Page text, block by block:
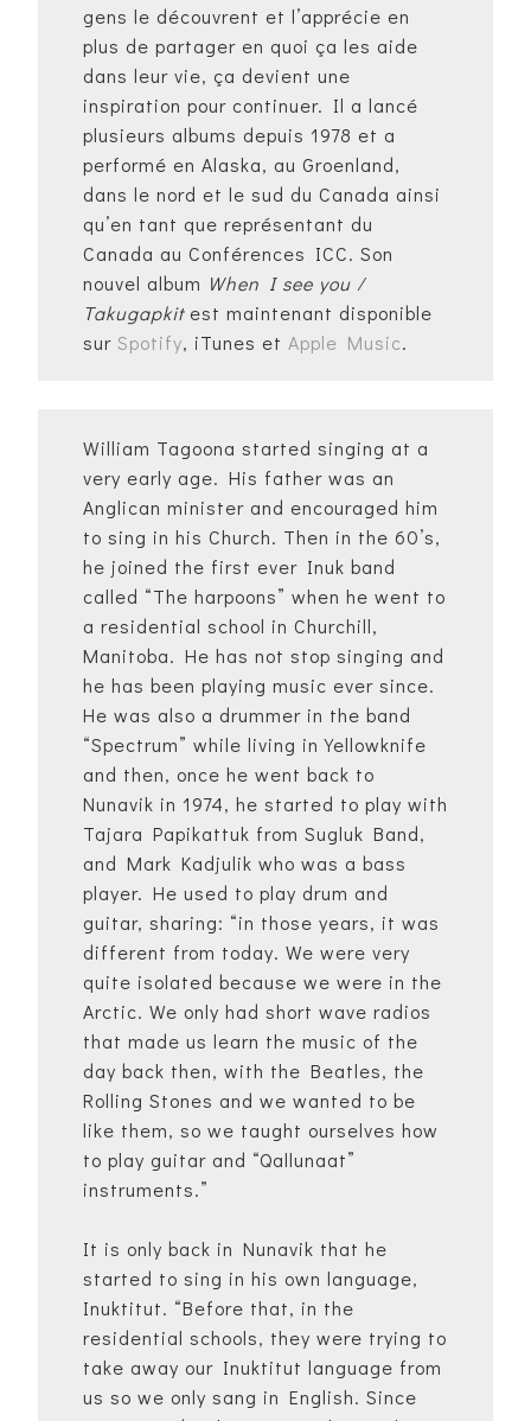
gens le découvrent et l’apprécie en
plus de partager en quoi ça les aide
dans leur vie, ça devient une
inspiration pour continuer. Il a lancé
plusieurs albums depuis 1978 et a
performé en Alaska, au Groenland,
dans le nord et le sud du Canada ainsi
qu’en tant que représentant du
Canada au Conférences ICC. Son
nouvel album When I see you /
Takugapkitest maintenant disponible
sur Spotify, iTunes et Apple Music.
William Tagoona started singing at a
very early age. His father was an
Anglican minister and encouraged him
to sing in his Church. Then in the 60’s,
he joined the first ever Inuk band
called “The harpoons” when he went to
a residential school in Churchill,
Manitoba. He has not stop singing and
he has been playing music ever since.
He was also a drummer in the band
“Spectrum” while living in Yellowknife
and then, once he went back to
Nunavik in 1974, he started to play with
Tajara Papikattuk from Sugluk Band,
and Mark Kadjulik who was a bass
player. He used to play drum and
guitar, sharing: “in those years, it was
different from today. We were very
quite isolated because we were in the
Arctic. We only had short wave radios
that made us learn the music of the
day back then, with the Beatles, the
Rolling Stones and we wanted to be
like them, so we taught ourselves how
to play guitar and “Qallunaat”
instruments.”
It is only back in Nunavik that he
started to sing in his own language,
Inuktitut. “Before that, in the
residential schools, they were trying to
take away our Inuktitut language from
us so we only sang in English. Since